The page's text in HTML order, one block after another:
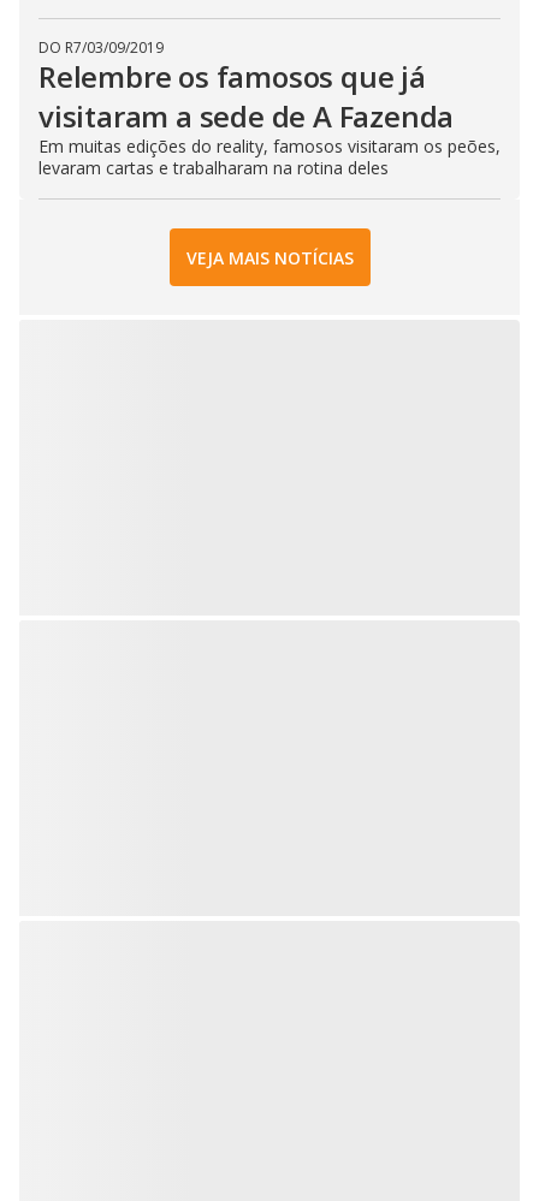
DO R7/03/09/2019
Relembre os famosos que já
visitaram a sede de A Fazenda
Em muitas edições do reality, famosos visitaram os peões,
levaram cartas e trabalharam na rotina deles
VEJA MAIS NOTÍCIAS